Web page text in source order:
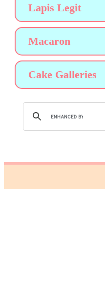
Lapis Legit
Macaron
Cake Galleries